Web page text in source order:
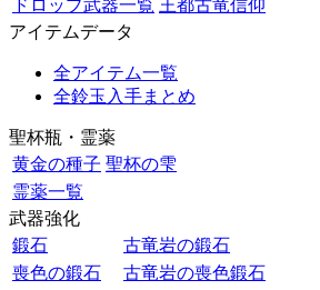
ドロップ武器一覧 王都古竜信仰
アイテムデータ
全アイテム一覧
全鈴玉入手まとめ
聖杯瓶・霊薬
黄金の種子 聖杯の雫
霊薬一覧
武器強化
鍛石
古竜岩の鍛石
喪色の鍛石
古竜岩の喪色鍛石